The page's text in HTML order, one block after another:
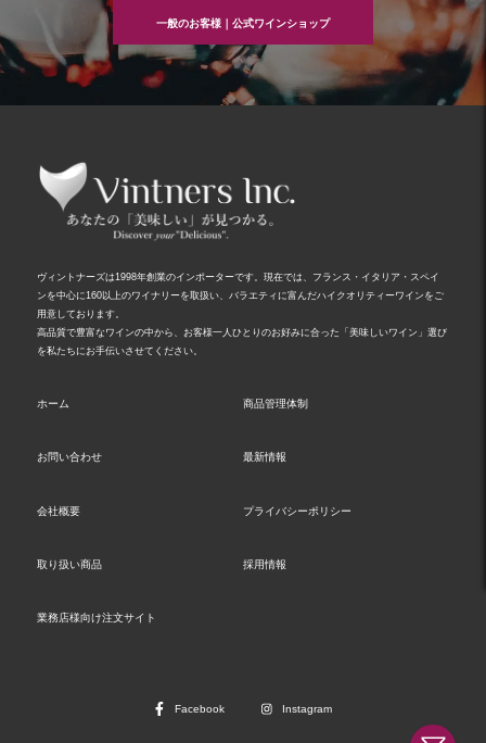
一般のお客様｜公式ワインショップ
ヴィントナーズは1998年創業のインポーターです。現在では、フランス・イタリア・スペイ
ンを中心に160以上のワイナリーを取扱い、バラエティに富んだハイクオリティーワインをご
用意しております。
高品質で豊富なワインの中から、お客様一人ひとりのお好みに合った「美味しいワイン」選び
を私たちにお手伝いさせてください。
ホーム 商品管理体制
お問い合わせ 最新情報
会社概要 プライバシーポリシー
取り扱い商品 採用情報
業務店様向け注文サイト
Facebook Instagram